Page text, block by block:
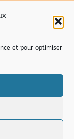
et pour optimiser